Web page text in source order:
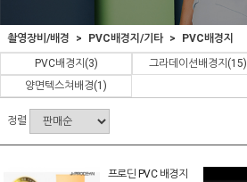
촬영장비/배경 PVC배경지/기타
PVC배경지
PVC배경지 (3) 그라데이션배경지 (15)
양면텍스쳐배경(1)
정렬
프로딘 PVC 배경지